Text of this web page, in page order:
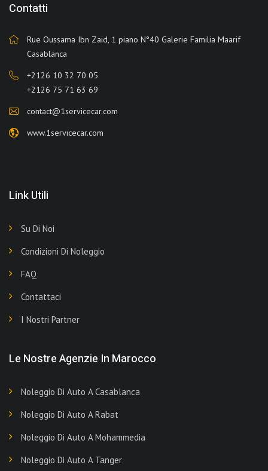
Contatti
Rue Oussama Ibn Zaid, 1 piano N°40 Galerie Familia Maarif
Casablanca
+2126 10 32 70 05
+2126 75 71 63 69
contact@1servicecar.com
www.1servicecar.com
Link Utili
Su Di Noi
Condizioni Di Noleggio
FAQ
Contattaci
I Nostri Partner
Le Nostre Agenzie In Marocco
Noleggio Di Auto A Casablanca
Noleggio Di Auto A Rabat
Noleggio Di Auto A Mohammedia
Noleggio Di Auto A Tanger